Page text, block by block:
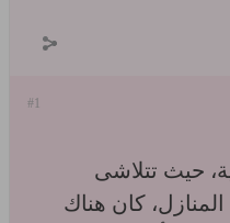
#1
حيث تتلاشى
كان هناك